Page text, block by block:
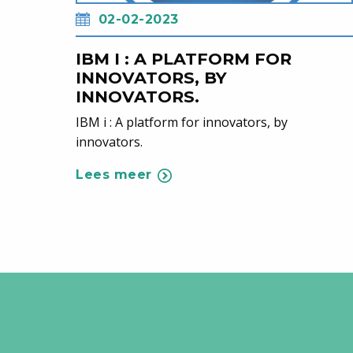
02-02-2023
IBM I : A PLATFORM FOR
INNOVATORS, BY
INNOVATORS.
IBM i : A platform for innovators, by
innovators.
Lees meer